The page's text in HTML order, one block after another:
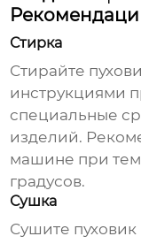
Стирка
Стирайте
инструкциями
специальные
изделий.
машине при
градусов.
Сушка
Сушите